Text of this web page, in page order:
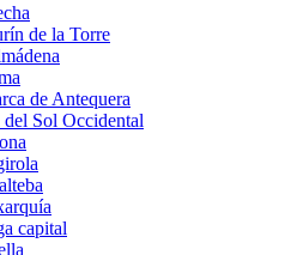
de la Torre
de Antequera
del Sol Occidental
capital